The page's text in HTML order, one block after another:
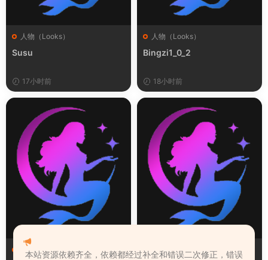
人物（Looks）
Susu
17小时前
人物（Looks）
Bingzi1_0_2
18小时前
人物（Looks） 人物（Looks）
本站资源依赖齐全，依赖都经过补全和错误二次修正，错误